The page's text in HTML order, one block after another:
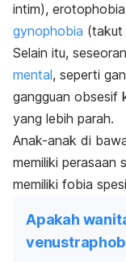
intim), erotophobia
gynophobia (takut
Selain itu,
mental, seperti
gangguan obsesif
yang lebih parah.
Anak-anak di
memiliki perasaan
memiliki fobia
Apakah